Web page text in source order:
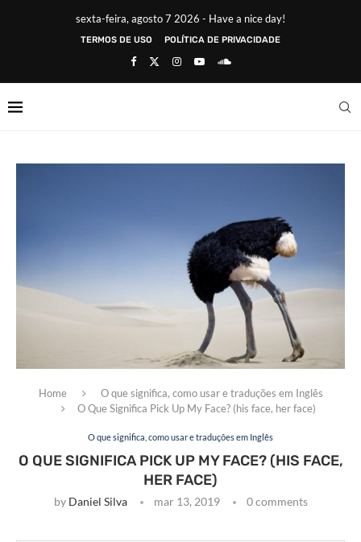
sexta-feira, agosto 7 2026 - Have a nice day!
TERMOS DE USO POLÍTICA DE PRIVACIDADE
Home
O que significa, como usar e traduções em Inglês
O Que Significa Pick Up My Face? (his face, her face)
O que significa, como usar e traduções em Inglês
O QUE SIGNIFICA PICK UP MY FACE? (HIS FACE,
HER FACE)
by Daniel Silva mar 13, 2019 0 comments